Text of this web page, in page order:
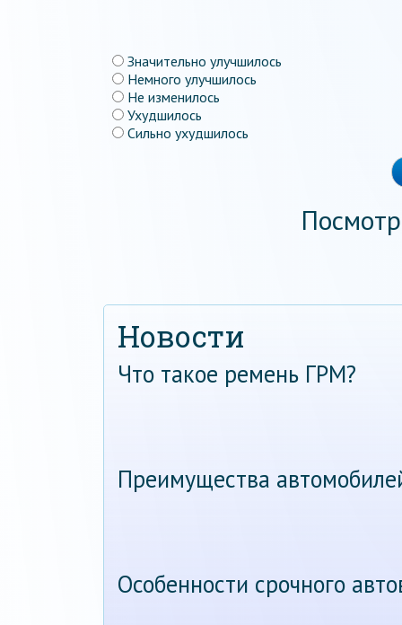
Значительно улучшилось
Немного улучшилось
Не изменилось
Ухудшилось
Сильно ухудшилось
Новости
Что такое ремень ГРМ?
Преимущества
Особенности срочного